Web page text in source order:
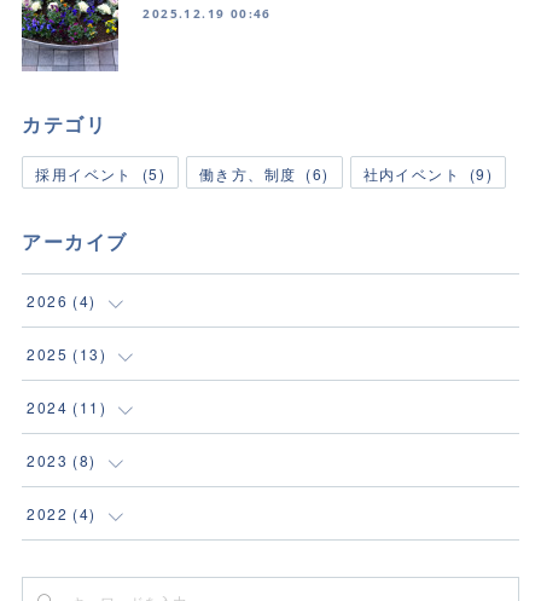
2025.12.19 00:46
カテゴリ
採用イベント (5) 働き方、制度 (6) 社内イベント (9)
アーカイブ
2026 (4)
(1)
( 1 )
(1
(1
2025 (13)
( 2 )
(1
(1
2024 (11 )
(1
(1
2023 (8)
(1
2022 (4)